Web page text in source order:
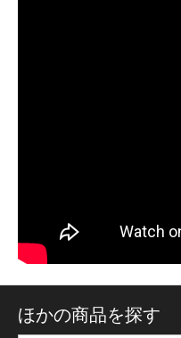
ほかの商品を探す